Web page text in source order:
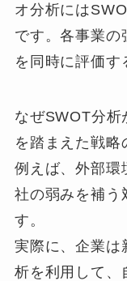
オ分析には
です。各事業の
を同時に評価す
なぜSWOT分析
を踏まえた戦略
例えば、外部環
社の弱みを補う
す。
実際に、企業は
析を利用して、